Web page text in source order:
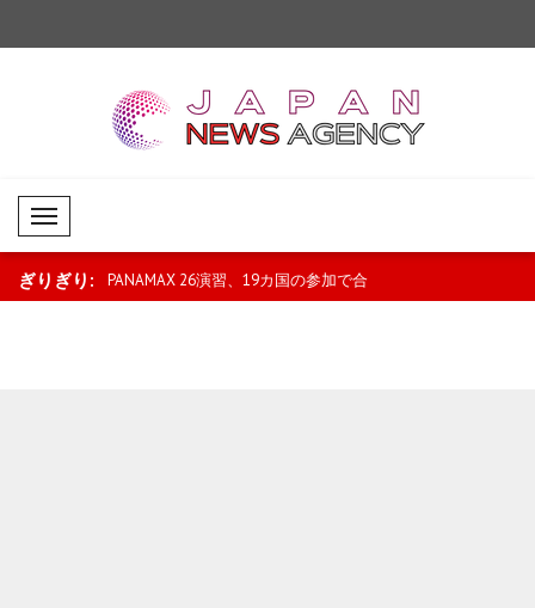
Mobil Menü
ぎりぎり:
には査証を PANAMAX 26演習、19カ国の参加で合